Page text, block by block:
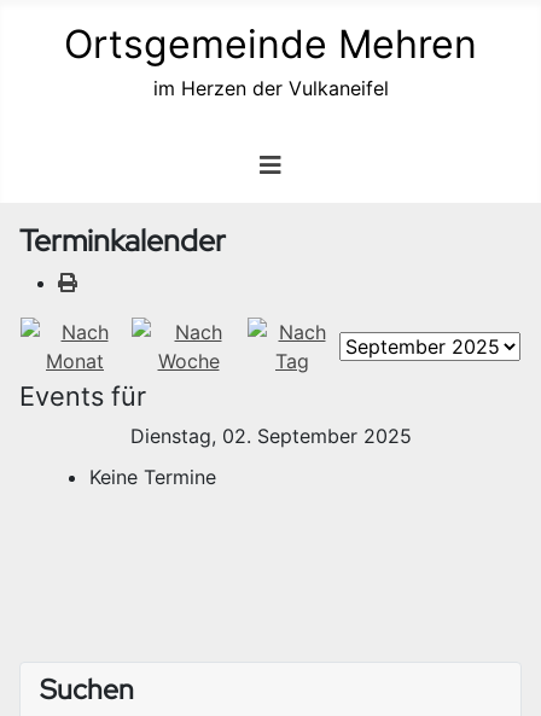
Ortsgemeinde Mehren
im Herzen der Vulkaneifel
Terminkalender
Events für
Dienstag, 02. September 2025
Keine Termine
Suchen